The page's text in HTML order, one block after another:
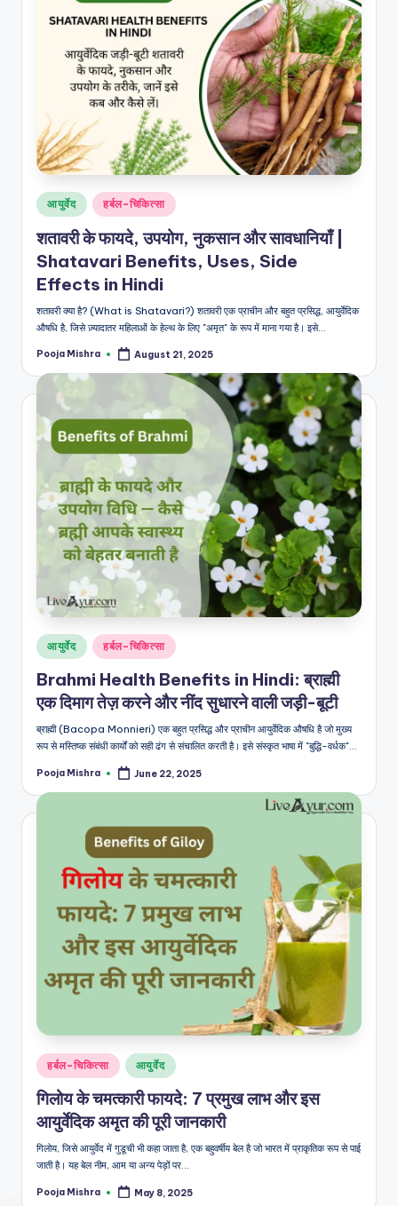
Posted
in
आयुर्वेद हर्बल-चिकित्सा
शतावरी के फायदे, उपयोग, नुकसान और सावधानियाँ |
Shatavari Benefits, Uses, Side
Effects in Hindi
शतावरी क्या है? (What is Shatavari?) शतावरी एक प्राचीन और बहुत प्रसिद्ध, आयुर्वेदिक
औषधि है, जिसे ज़्यादातर महिलाओं के हेल्थ के लिए "अमृत" के रूप में माना गया है। इसे…
Posted
Pooja Mishra August 21, 2025
Posted
in
आयुर्वेद हर्बल-चिकित्सा
Brahmi Health Benefits in Hindi: ब्राह्मी
एक दिमाग तेज़ करने और नींद सुधारने वाली जड़ी-बूटी
ब्राह्मी (Bacopa Monnieri) एक बहुत प्रसिद्ध और प्राचीन आयुर्वेदिक औषधि है जो मुख्य
रूप से मस्तिष्क संबंधी कार्यों को सही ढंग से संचालित करती है। इसे संस्कृत भाषा में "बुद्धि-वर्धक"…
Posted
Pooja Mishra June 22, 2025
Posted
in
हर्बल-चिकित्सा आयुर्वेद
गिलोय के चमत्कारी फायदे: 7 प्रमुख लाभ और इस
आयुर्वेदिक अमृत की पूरी जानकारी
गिलोय, जिसे आयुर्वेद में गुडूची भी कहा जाता है, एक बहुवर्षीय बेल है जो भारत में प्राकृतिक रूप से पाई
जाती है। यह बेल नीम, आम या अन्य पेड़ों पर…
Posted
Pooja Mishra May 8, 2025